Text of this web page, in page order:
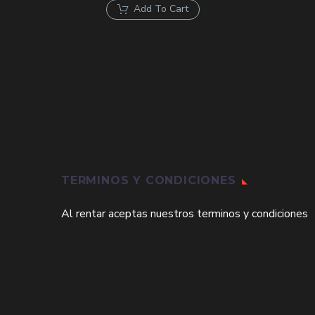
original
era:
actual
es:
Add To Cart
TERMINOS Y CONDICIONES
Al rentar aceptas nuestros terminos y condiciones